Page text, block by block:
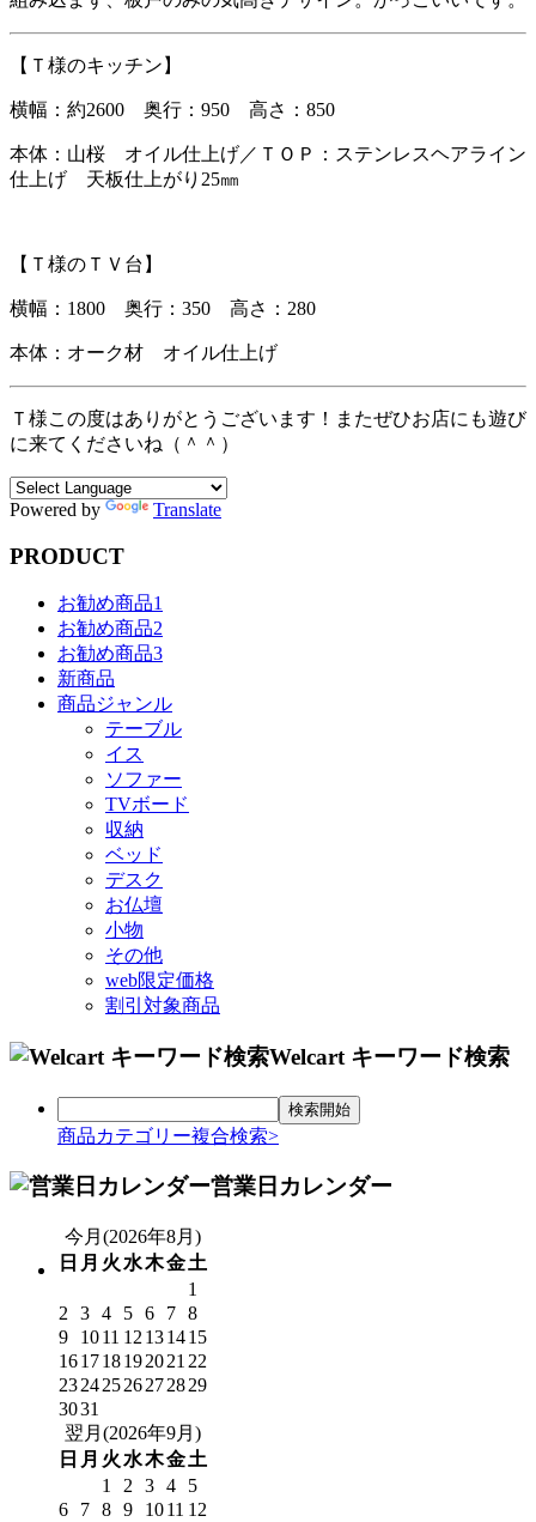
【Ｔ様のキッチン】
横幅：約2600 奥行：950 高さ：850
本体：山桜 オイル仕上げ／ＴＯＰ：ステンレスヘアライン
仕上げ 天板仕上がり25㎜
【Ｔ様のＴＶ台】
横幅：1800 奥行：350 高さ：280
本体：オーク材 オイル仕上げ
Ｔ様この度はありがとうございます！またぜひお店にも遊び
に来てくださいね（＾＾）
Powered by Translate
PRODUCT
お勧め商品1
お勧め商品2
お勧め商品3
新商品
商品ジャンル
テーブル
イス
ソファー
TVボード
収納
ベッド
デスク
お仏壇
小物
その他
web限定価格
割引対象商品
Welcart キーワード検索
商品カテゴリー複合検索>
営業日カレンダー
今月(2026年8月)
日 月 火 水木金土
1
2
3 4 5 6 7 8
9
1011 12 131415
161718192021 22
23242526272829
3031
翌月(2026年9月)
日 月 火 水木金土
1
2 3 4
5
6
7 8 9 1011 12